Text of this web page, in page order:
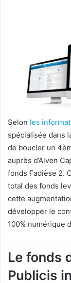
Selon les
spécialisée dans
de boucler un
auprès d’Alven
fonds Fadièse 2.
total des fonds
cette
développer le
100% numérique
Le fonds
Publicis